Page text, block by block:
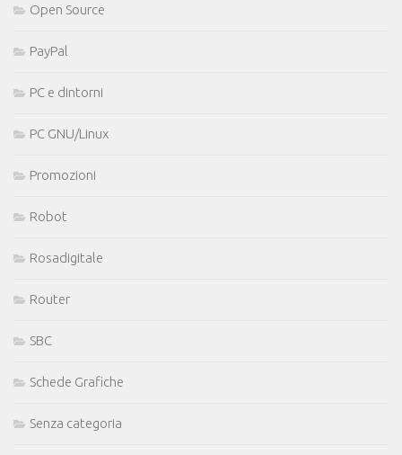
Open Source
PayPal
PC e dintorni
PC GNU/Linux
Promozioni
Robot
Rosadigitale
Router
SBC
Schede Grafiche
Senza categoria